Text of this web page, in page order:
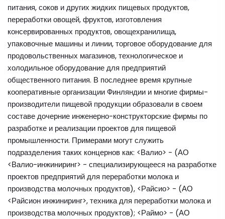
питания, соков и других жидких пищевых продуктов,
переработки овощей, фруктов, изготовления
консервированных продуктов, овощехранилища,
упаковочные машины и линии, торговое оборудование для
продовольственных магазинов, технологическое и
холодильное оборудование для предприятий
общественного питания. В последнее время крупные
кооперативные организации Финляндии и многие фирмы-
производители пищевой продукции образовали в своем
составе дочерние инженерно-конструкторские фирмы по
разработке и реализации проектов для пищевой
промышленности. Примерами могут служить
подразделения таких концернов как: <Валио> - (АО
<Валио-инжиниринг> - специализирующееся на разработке
проектов предприятий для переработки молока и
производства молочных продуктов), <Райсио> - (АО
<Райсион инжиниринг>, техника для переработки молока и
производства молочных продуктов); <Раймо> - (АО